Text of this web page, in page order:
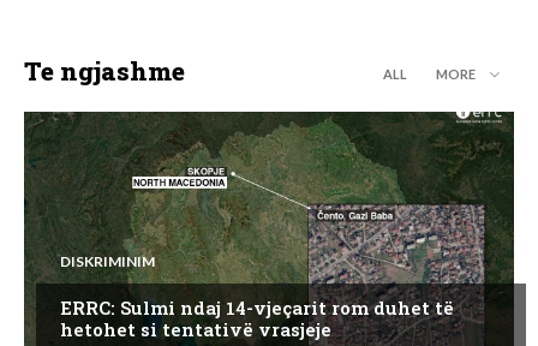
Te ngjashme ALL MORE
DISKRIMINIM
ERRC: Sulmi ndaj 14-vjeçarit rom duhet të
hetohet si tentativë vrasjeje